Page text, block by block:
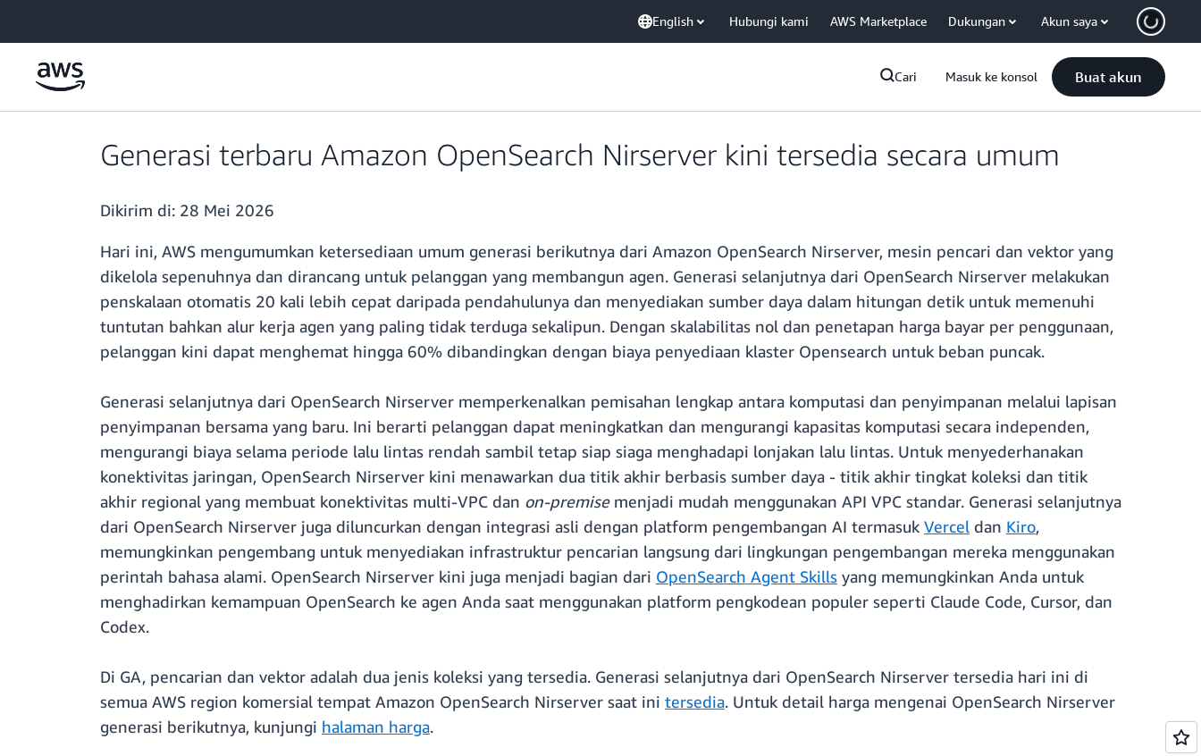
English Hubungi kami AWS Marketplace Dukungan Akun saya
Cari Masuk ke konsol Buat akun
Generasi terbaru Amazon OpenSearch Nirserver kini tersedia secara umum
Dikirim di: 28 Mei 2026
Hari ini, AWS mengumumkan ketersediaan umum generasi berikutnya dari Amazon OpenSearch Nirserver, mesin pencari dan vektor yang
dikelola sepenuhnya dan dirancang untuk pelanggan yang membangun agen. Generasi selanjutnya dari OpenSearch Nirserver melakukan
penskalaan otomatis 20 kali lebih cepat daripada pendahulunya dan menyediakan sumber daya dalam hitungan detik untuk memenuhi
tuntutan bahkan alur kerja agen yang paling tidak terduga sekalipun. Dengan skalabilitas nol dan penetapan harga bayar per penggunaan,
pelanggan kini dapat menghemat hingga 60% dibandingkan dengan biaya penyediaan klaster Opensearch untuk beban puncak.
Generasi selanjutnya dari OpenSearch Nirserver memperkenalkan pemisahan lengkap antara komputasi dan penyimpanan melalui lapisan
penyimpanan bersama yang baru. Ini berarti pelanggan dapat meningkatkan dan mengurangi kapasitas komputasi secara independen,
mengurangi biaya selama periode lalu lintas rendah sambil tetap siap siaga menghadapi lonjakan lalu lintas. Untuk menyederhanakan
konektivitas jaringan, OpenSearch Nirserver kini menawarkan dua titik akhir berbasis sumber daya - titik akhir tingkat koleksi dan titik
akhir regional yang membuat konektivitas multi-VPC dan on-premisemenjadi mudah menggunakan API VPC standar. Generasi selanjutnya
dari OpenSearch Nirserver juga diluncurkan dengan integrasi asli dengan platform pengembangan AI termasuk Vercel dan Kiro,
memungkinkan pengembang untuk menyediakan infrastruktur pencarian langsung dari lingkungan pengembangan mereka menggunakan
perintah bahasa alami. OpenSearch Nirserver kini juga menjadi bagian dari OpenSearch Agent Skills yang memungkinkan Anda untuk
menghadirkan kemampuan OpenSearch ke agen Anda saat menggunakan platform pengkodean populer seperti Claude Code, Cursor, dan
Codex.
Di GA, pencarian dan vektor adalah dua jenis koleksi yang tersedia. Generasi selanjutnya dari OpenSearch Nirserver tersedia hari ini di
semua AWS region komersial tempat Amazon OpenSearch Nirserver saat ini tersedia. Untuk detail harga mengenai OpenSearch Nirserver
generasi berikutnya, kunjungi halaman harga.